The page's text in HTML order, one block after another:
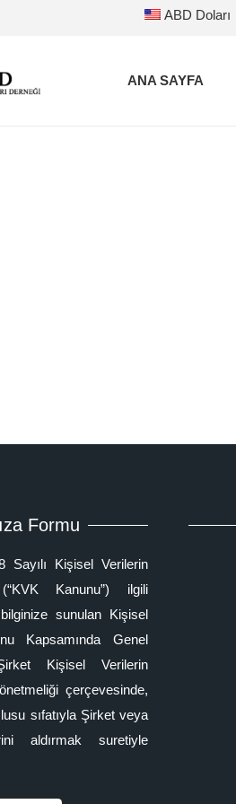
ABD Doları
ANA SAYFA
Formu
Sayılı Kişisel Verilerin
(“KVK Kanunu”) ilgili
sunulan Kişisel
Kapsamında Genel
Kişisel Verilerin
çerçevesinde,
sıfatıyla Şirket veya
aldırmak suretiyle